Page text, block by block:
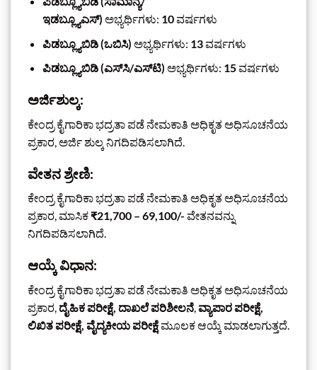
ಇಡಬ್ಲ್ಯೂಎಸ್) ಅಭ್ಯರ್ಥಿಗಳು: 10ವರ್ಷಗಳು
ಪಿಡಬ್ಲ್ಯೂಬಿಡಿ (ಒಬಿಸಿ) ಅಭ್ಯರ್ಥಿಗಳು: 13ವರ್ಷಗಳು
ಪಿಡಬ್ಲ್ಯೂಬಿಡಿ (ಎಸ್‌ಸಿ/ಎಸ್‌ಟಿ) ಅಭ್ಯರ್ಥಿಗಳು: 15ವರ್ಷಗಳು
ಅರ್ಜಿಶುಲ್ಕ:
ಕೇಂದ್ರ ಕೈಗಾರಿಕಾ ಭದ್ರತಾ ಪಡೆ ನೇಮಕಾತಿ ಅಧಿಕೃತ ಅಧಿಸೂಚನೆಯ
ಪ್ರಕಾರ, ಅರ್ಜಿ ಶುಲ್ಕ ನಿಗದಿಪಡಿಸಲಾಗಿದೆ.
ವೇತನ ಶ್ರೇಣಿ:
ಕೇಂದ್ರ ಕೈಗಾರಿಕಾ ಭದ್ರತಾ ಪಡೆ ನೇಮಕಾತಿ ಅಧಿಕೃತ ಅಧಿಸೂಚನೆಯ
ಪ್ರಕಾರ,ಮಾಸಿಕ ₹21,700 – 69,100/- ವೇತನವನ್ನು
ನಿಗದಿಪಡಿಸಲಾಗಿದೆ.
ಆಯ್ಕೆ ವಿಧಾನ:
ಕೇಂದ್ರ ಕೈಗಾರಿಕಾ ಭದ್ರತಾ ಪಡೆ ನೇಮಕಾತಿ ಅಧಿಕೃತ ಅಧಿಸೂಚನೆಯ
ಪ್ರಕಾರ, ದೈಹಿಕ ಪರೀಕ್ಷೆ, ದಾಖಲೆ ಪರಿಶೀಲನೆ ವ್ಯಾಪಾರ ಪರೀಕ್ಷೆ,
ಲಿಖಿತ ಪರೀಕ್ಷೆ, ವೈದ್ಯಕೀಯ ಪರೀಕ್ಷೆಮೂಲಕ ಆಯ್ಕೆ ಮಾಡಲಾಗುತ್ತದೆ.